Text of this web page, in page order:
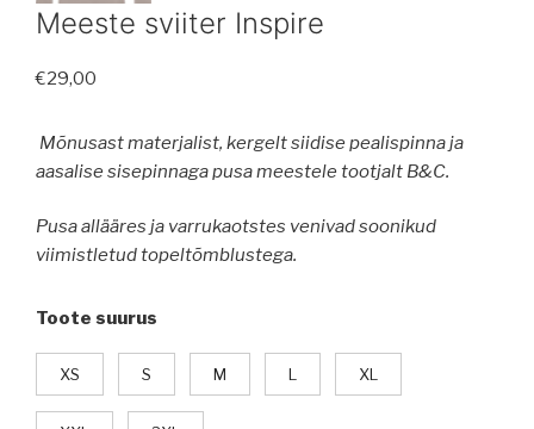
Meeste sviiter Inspire
€29,00
Mõnusast materjalist, kergelt siidise pealispinna ja
aasalise sisepinnaga pusa meestele tootjalt B&C.
Pusa allääres ja varrukaotstes venivad soonikud
viimistletud topeltõmblustega.
Toote suurus
XS S M L XL